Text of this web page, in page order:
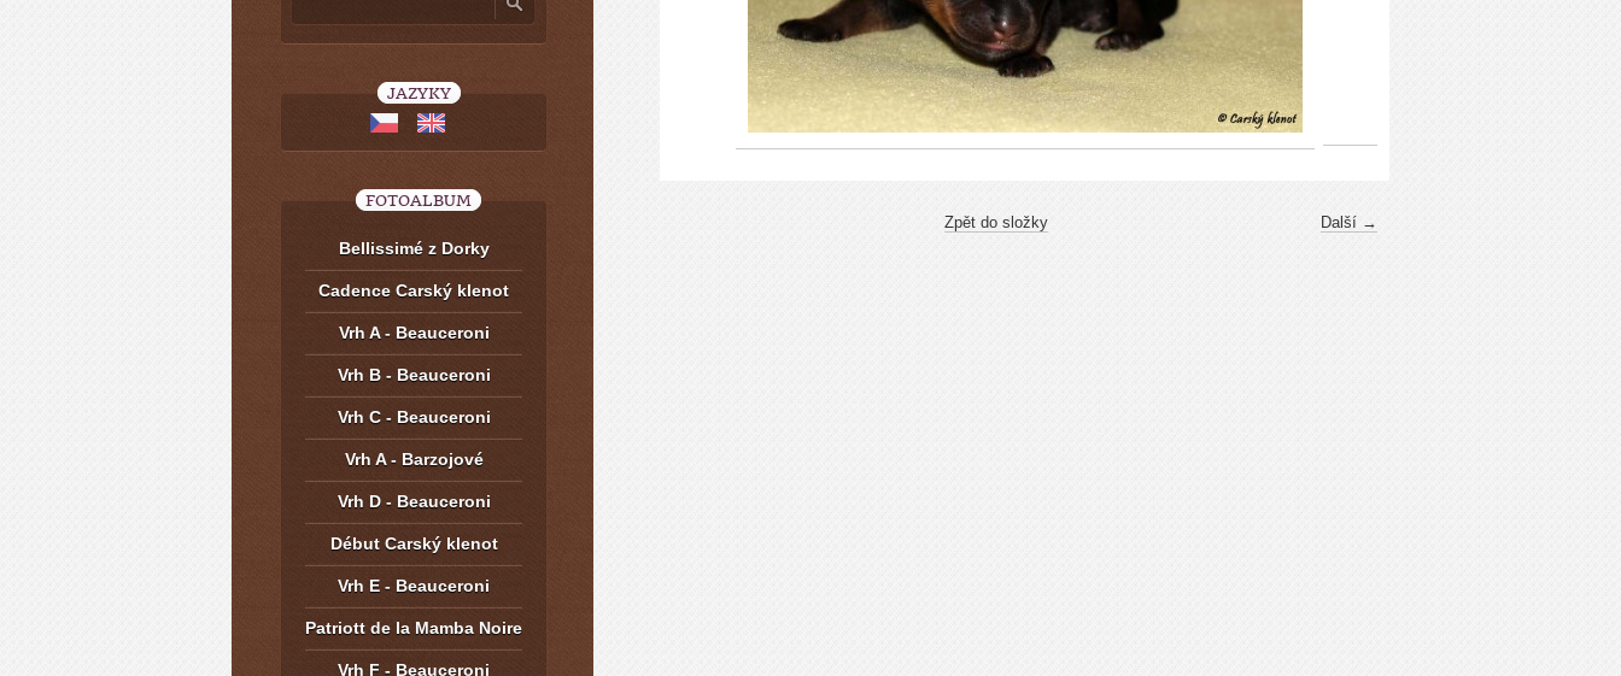
Další →
Zpět do složky
JAZYKY
FOTOALBUM
Bellissimé z Dorky
Cadence Carský klenot
Vrh A - Beauceroni
Vrh B - Beauceroni
Vrh C - Beauceroni
Vrh A - Barzojové
Vrh D - Beauceroni
Début Carský klenot
Vrh E - Beauceroni
Patriott de la Mamba Noire
Vrh F - Beauceroni